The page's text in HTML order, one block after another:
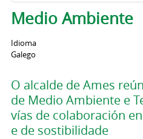
Medio Ambiente
Idioma
Galego
O alcalde de Ames
de Medio Ambiente e
vías de colaboración
e de sostibilidade